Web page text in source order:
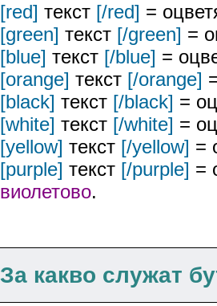
[red] текст [/red] =
[green] текст [/green] =
[blue] текст [/blue] =
[orange] текст [/orange]
[black] текст [/black] =
[white] текст [/white] =
[yellow] текст [/yellow] =
[purple] текст [/purple] =
виолетово.
За какво служат